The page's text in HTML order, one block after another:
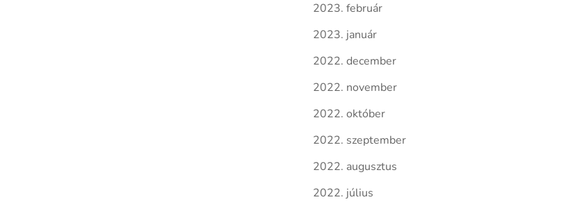
2023. február
2023. január
2022. december
2022. november
2022. október
2022. szeptember
2022. augusztus
2022. július